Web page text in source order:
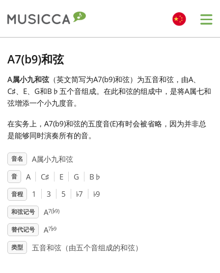
Български
English
Español
A7(b9)和弦
A属小九和弦 （英文简写为A7(b9)和弦）为五音和弦，由A、
C♯、E、G和B ♭ 五个音组成。在此和弦的组成中，是将A属七和
弦增添一个小九度音。
在实务上，A7(b9)和弦的五度音(E)有时会被省略，因为并非总
是能够同时演奏所有的音。
音名 A属小九和弦
音 A C♯ E G B ♭
音程 1 3 5 ♭7 ♭9
和弦记号 A7(♭9)
替代记号 A7♭9
类型 五音和弦（由五个音组成的和弦）